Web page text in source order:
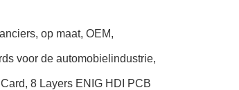
op maat, OEM,
voor de automobielindustrie,
8 Layers ENIG HDI PCB